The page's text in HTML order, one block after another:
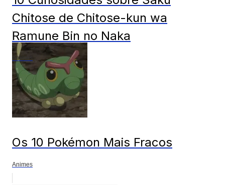
Chitose de Chitose-kun wa
Ramune Bin no Naka
Animes
Os 10 Pokémon Mais Fracos
Animes